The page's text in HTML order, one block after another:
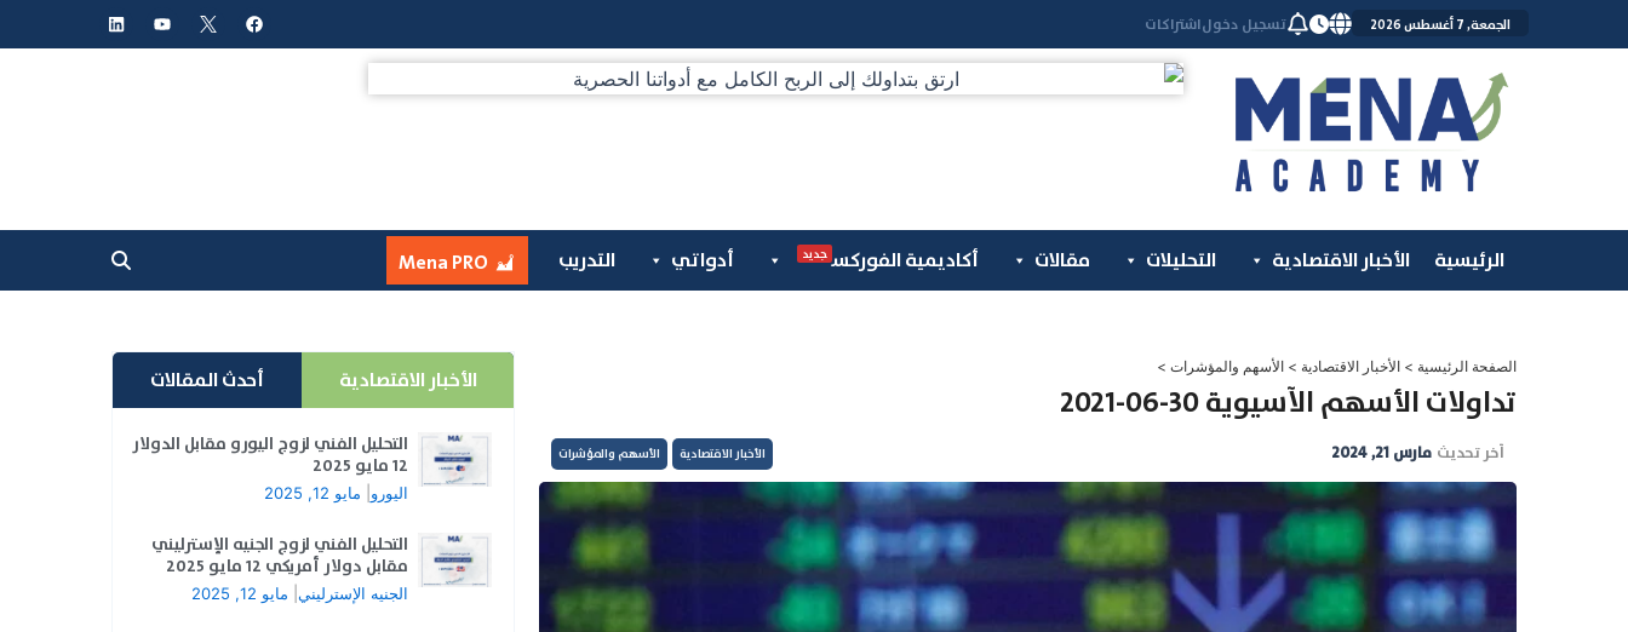
إلى
الجمعة, 7 أغسطس 2026 تسجيل دخولاشتراكات
F
a
c
Y
o
u
L
i
n
الرئيسية الأخبار الاقتصادية التحليلات مقالات أكاديمية الفوركس جديد أدواتي التدريب Mena PRO
الصفحة الرئيسية > الأخبار الاقتصادية > الأسهم والمؤشرات >
تداولات الأسهم الآسيوية 30-06-2021
آخر تحديث مارس 21, 2024 الأخبار الاقتصادية الأسهم والمؤشرات
الأخبار الاقتصادية أحدث المقالات
التحليل الفني لزوج اليورو مقابل الدولار
12 مايو 2025
اليورو مايو 12, 2025
التحليل الفني لزوج الجنيه الإسترليني
مقابل دولار أمريكي 12 مايو 2025
الجنيه الإسترليني مايو 12, 2025